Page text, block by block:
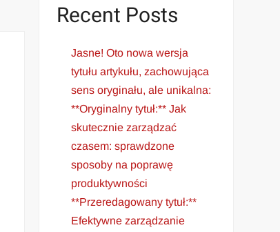
Recent Posts
Jasne! Oto nowa wersja
tytułu artykułu, zachowująca
sens oryginału, ale unikalna:
**Oryginalny tytuł:** Jak
skutecznie zarządzać
czasem: sprawdzone
sposoby na poprawę
produktywności
**Przeredagowany tytuł:**
Efektywne zarządzanie